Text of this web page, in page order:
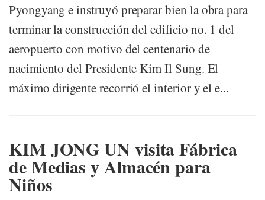
Pyongyang e instruyó preparar bien la obra para
terminar la construcción del edificio no. 1 del
aeropuerto con motivo del centenario de
nacimiento del Presidente Kim Il Sung. El
máximo dirigente recorrió el interior y el e...
KIM JONG UN visita Fábrica
de Medias y Almacén para
Niños